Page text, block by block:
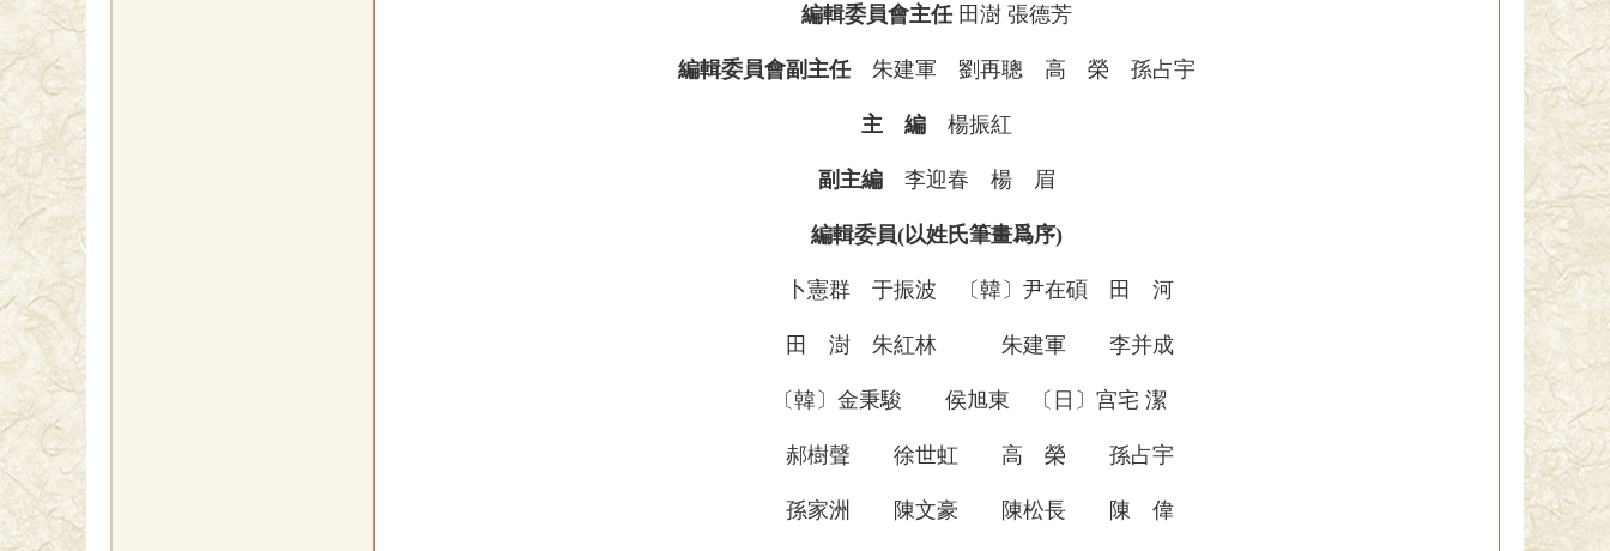
編輯委員會主任田澍 張德芳
編輯委員會副主任朱建軍 劉再聰 高 榮 孫占宇
主 編 楊振紅
副主編 李迎春 楊 眉
編輯委員(以姓氏筆畫爲序)
卜憲群 于振波 〔韓〕尹在碩 田 河
田 澍 朱紅林 朱建軍 李并成
〔韓〕金秉駿 侯旭東 〔日〕宫宅 潔
郝樹聲 徐世虹 高 榮 孫占宇
孫家洲 陳文豪 陳松長 陳 偉